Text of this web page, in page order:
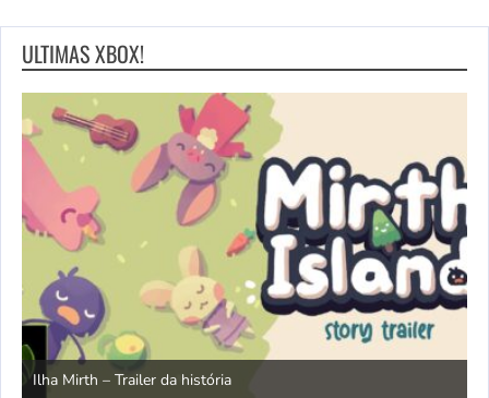
ULTIMAS XBOX!
Ilha Mirth – Trailer da história